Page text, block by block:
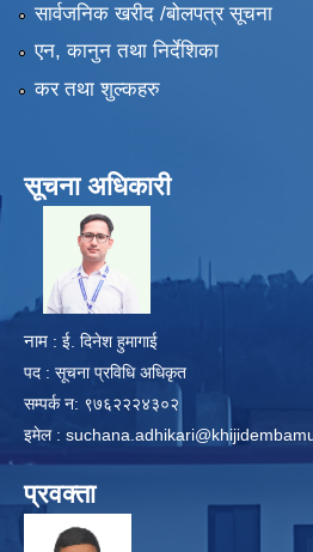
सार्वजनिक खरीद /बोलपत्र सूचना
एन, कानुन तथा निर्देशिका
कर तथा शुल्कहरु
सूचना अधिकारी
नाम : ई. दिनेश हुमागाई
पद : सूचना प्रविधि अधिकृत
सम्पर्क न: ९७६२२२४३०२
इमेल :
प्रवक्ता